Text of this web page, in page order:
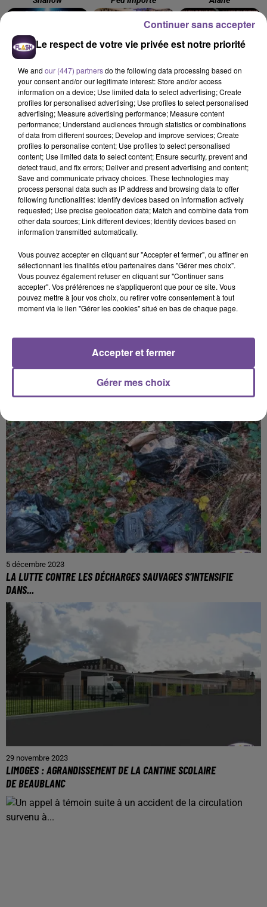
JENNIFER LOPEZ
Save Me Tonight
JUNGELI FEAT. EMMA
Juste Un Peu
8h54
8h54
MARK RONSON FEAT.
MILEY CYRUS
Nothing Breaks Like A
Heart
Cet élément est masqué compte-tenu du refus du
dépôt de cookies que vous avez exprimé. Si vous
souhaitez l'afficher, merci de nous donner votre accord
Afficher l'élément
PRÈS DE CHEZ VOUS
5 décembre 2023
LA LUTTE CONTRE LES DÉCHARGES SAUVAGES S’INTENSIFIE
DANS...
29 novembre 2023
LIMOGES : AGRANDISSEMENT DE LA CANTINE SCOLAIRE
DE BEAUBLANC
Le respect de votre vie privée est notre priorité
We and our (447) partnersdo the following data processing based on
your consent and/or our legitimate interest: Store and/or access
information on a device; Use limited data to select advertising; Create
profiles for personalised advertising; Use profiles to select personalised
advertising; Measure advertising performance; Measure content
performance; Understand audiences through statistics or combinations
of data from different sources; Develop and improve services; Create
profiles to personalise content; Use profiles to select personalised
content; Use limited data to select content; Ensure security, prevent and
detect fraud, and fix errors; Deliver and present advertising and content;
Save and communicate privacy choices. These technologies may
process personal data such as IP address and browsing data to offer
following functionalities: Identify devices based on information actively
requested; Use precise geolocation data; Match and combine data from
other data sources; Link different devices; Identify devices based on
information transmitted automatically.
Vous pouvez accepter en cliquant sur "Accepter et fermer", ou affiner en
sélectionnant les finalités et/ou partenaires dans "Gérer mes choix".
Vous pouvez également refuser en cliquant sur "Continuer sans
accepter". Vos préférences ne s'appliqueront que pour ce site. Vous
pouvez mettre à jour vos choix, ou retirer votre consentement à tout
moment via le lien "Gérer les cookies" situé en bas de chaque page.
Gérer mes choix
Accepter et fermer
Continuer sans accepter